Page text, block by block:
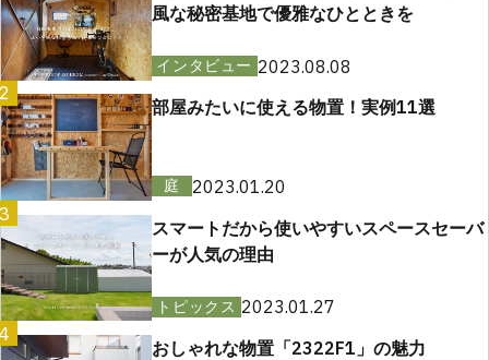
風な秘密基地で優雅なひとときを
インタビュー 2023.08.08
2
部屋みたいに使える物置！実例11選
庭
2023.01.20
スマートだから使いやすいスペースセーバ
ーが人気の理由
トピックス 2023.01.27
おしゃれな物置「2322F1」の魅力